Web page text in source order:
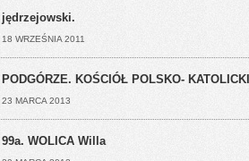
jędrzejowski.
18 WRZEŚNIA 2011
PODGÓRZE. KOŚCIÓŁ POLSKO- KATOLICKI
23 MARCA 2013
99a. WOLICA Willa